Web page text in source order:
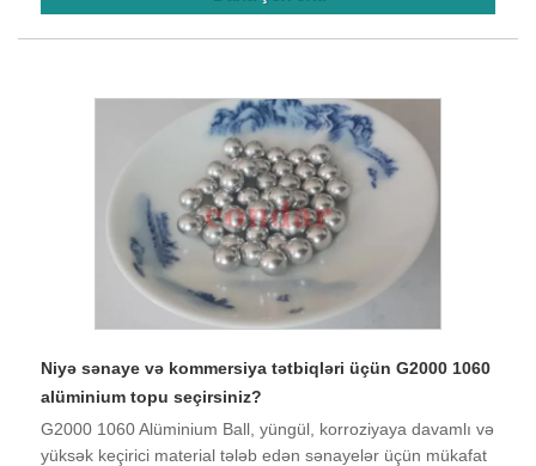
Niyə sənaye və kommersiya tətbiqləri üçün G2000 1060
alüminium topu seçirsiniz?
G2000 1060 Alüminium Ball, yüngül, korroziyaya davamlı və
yüksək keçirici material tələb edən sənayelər üçün mükafat